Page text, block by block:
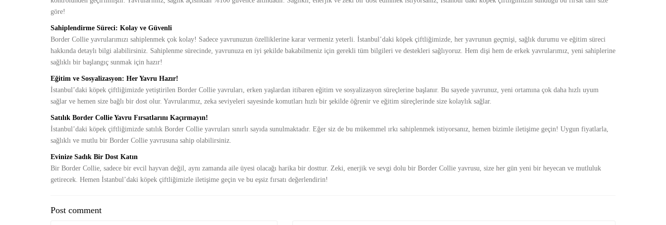
göre!
Sahiplendirme Süreci: Kolay ve Güvenli
Border Collie yavrularımızı sahiplenmek çok kolay! Sadece yavrunuzun özelliklerine karar vermeniz yeterli. İstanbul’daki köpek çiftliğimizde, her yavrunun geçmişi, sağlık durumu ve eğitim süreci
hakkında detaylı bilgi alabilirsiniz. Sahiplenme sürecinde, yavrunuza en iyi şekilde bakabilmeniz için gerekli tüm bilgileri ve destekleri sağlıyoruz. Hem dişi hem de erkek yavrularımız, yeni sahiplerine
sağlıklı bir başlangıç sunmak için hazır!
Eğitim ve Sosyalizasyon: Her Yavru Hazır!
İstanbul’daki köpek çiftliğimizde yetiştirilen Border Collie yavruları, erken yaşlardan itibaren eğitim ve sosyalizasyon süreçlerine başlanır. Bu sayede yavrunuz, yeni ortamına çok daha hızlı uyum
sağlar ve hemen size bağlı bir dost olur. Yavrularımız, zeka seviyeleri sayesinde komutları hızlı bir şekilde öğrenir ve eğitim süreçlerinde size kolaylık sağlar.
Satılık Border Collie Yavru Fırsatlarını Kaçırmayın!
İstanbul’daki köpek çiftliğimizde satılık Border Collie yavruları sınırlı sayıda sunulmaktadır. Eğer siz de bu mükemmel ırkı sahiplenmek istiyorsanız, hemen bizimle iletişime geçin! Uygun fiyatlarla,
sağlıklı ve mutlu bir Border Collie yavrusuna sahip olabilirsiniz.
Evinize Sadık Bir Dost Katın
Bir Border Collie, sadece bir evcil hayvan değil, aynı zamanda aile üyesi olacağı harika bir dosttur. Zeki, enerjik ve sevgi dolu bir Border Collie yavrusu, size her gün yeni bir heyecan ve mutluluk
getirecek. Hemen İstanbul’daki köpek çiftliğimizle iletişime geçin ve bu eşsiz fırsatı değerlendirin!
Post comment